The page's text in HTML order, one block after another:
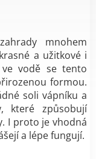
mnohem
a užitkové i
ve vodě se tento
formou.
soli vápníku a
které způsobují
I proto je vhodná
a lépe fungují.